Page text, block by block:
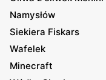
Namysłów
Siekiera Fiskars
Wafelek
Minecraft